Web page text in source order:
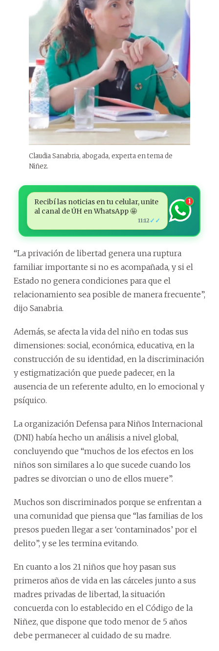
Claudia Sanabria, abogada, experta en tema de
Niñez.
Recibí las noticias en tu celular, unite
al canal de ÚH en WhatsApp 🤩
11:12 ✓✓
1
“La privación de libertad genera una ruptura
familiar importante si no es acompañada, y si el
Estado no genera condiciones para que el
relacionamiento sea posible de manera frecuente”,
dijo Sanabria.
Además, se afecta la vida del niño en todas sus
dimensiones: social, económica, educativa, en la
construcción de su identidad, en la discriminación
y estigmatización que puede padecer, en la
ausencia de un referente adulto, en lo emocional y
psíquico.
La organización Defensa para Niños Internacional
(DNI) había hecho un análisis a nivel global,
concluyendo que “muchos de los efectos en los
niños son similares a lo que sucede cuando los
padres se divorcian o uno de ellos muere”.
Muchos son discriminados porque se enfrentan a
una comunidad que piensa que “las familias de los
presos pueden llegar a ser ‘contaminados’ por el
delito”, y se les termina evitando.
En cuanto a los 21 niños que hoy pasan sus
primeros años de vida en las cárceles junto a sus
madres privadas de libertad, la situación
concuerda con lo establecido en el Código de la
Niñez, que dispone que todo menor de 5 años
debe permanecer al cuidado de su madre.